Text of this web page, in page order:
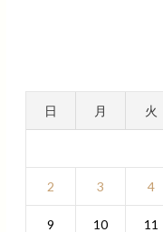
日 月 火
2 3 4
9 10 11